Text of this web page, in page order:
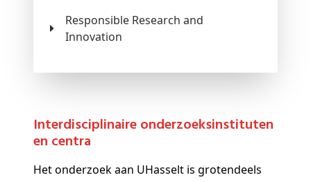
Responsible Research and
Innovation
Interdisciplinaire onderzoeksinstituten
en centra
Het onderzoek aan UHasselt is grotendeels